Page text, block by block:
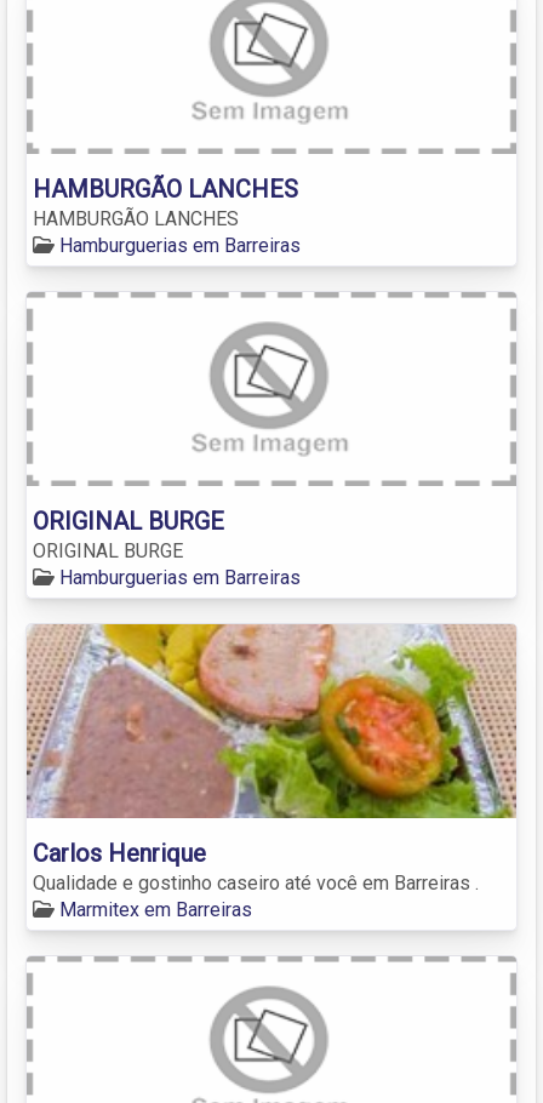
HAMBURGÃO LANCHES
HAMBURGÃO LANCHES
Hamburguerias em Barreiras
ORIGINAL BURGE
ORIGINAL BURGE
Hamburguerias em Barreiras
Carlos Henrique
Qualidade e gostinho caseiro até você em Barreiras .
Marmitex em Barreiras